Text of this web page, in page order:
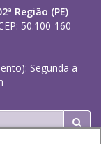
Região (PE)
50.100-160 -
Segunda a